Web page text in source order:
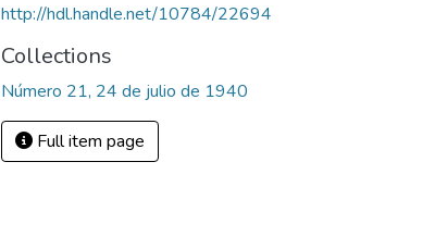
http://hdl.handle.net/10784/22694
Collections
Número 21, 24 de julio de 1940
Full item page